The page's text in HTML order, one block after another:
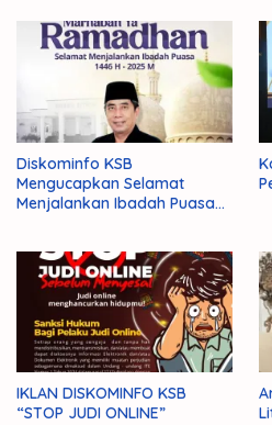
Diskominfo KSB
Mengucapkan Selamat
Menjalankan Ibadah Puasa
IKLAN DISKOMINFO KSB
“STOP JUDI ONLINE”